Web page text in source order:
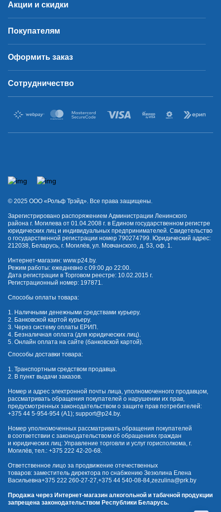
Акции и скидки
Покупателям
Оформить заказ
Сотрудничество
© 2025 OOO «Рольф Трэйд». Все права защищены.
Зарегистрировано распоряжением Администрации Ленинского
района г. Могилева от 01.04.2008 г. в Едином государственном регистре
юридических лиц и индивидуальных предпринимателей. Свидетельство
о государственной регистрации номер 790274799. Юридический адрес:
212038, Беларусь, г. Могилёв, ул. Мовчанского, д. 53, оф. 1.
Интернет-магазин: www.p24.by.
Режим работы: ежедневно с 09:00 до 22:00.
Дата регистрации в Торговом реестре: 10.02.2015 г.
Регистрационный номер: 197871.
Способы оплаты товара:
1. Наличными денежными средствами курьеру.
2. Банковской картой курьеру.
3. Через систему оплаты ЕРИП.
4. Безналичная оплата (для юридических лиц).
5. Онлайн оплата на сайте (банковской картой).
Способы доставки товара:
1. Транспортным средством продавца.
2. В пункт выдачи заказов.
Номер и адрес электронной почты лица, уполномоченного продавцом,
рассматривать обращения покупателей о нарушении их прав,
предусмотренных законодательством о защите прав потребителей:
+375 44 5-954-954 (А1); support@p24.by.
Номер уполномоченных рассматривать обращения покупателей
в соответствии с законодательством об обращениях граждан
и юридических лиц: Управление торговли и услуг горисполкома, г.
Могилёв, тел.: +375 222 42-20-68.
Ответственное лицо за продвижение отечественных
товаров: заместитель директора по снабжению Зезюлина Елена
Васильевна+375 222 260-27-27,+375 44 540-08-84,zezulina@prk.by
Продажа через Интернет-магазин алкогольной и табачной продукции
запрещена законодательством Республики Беларусь.